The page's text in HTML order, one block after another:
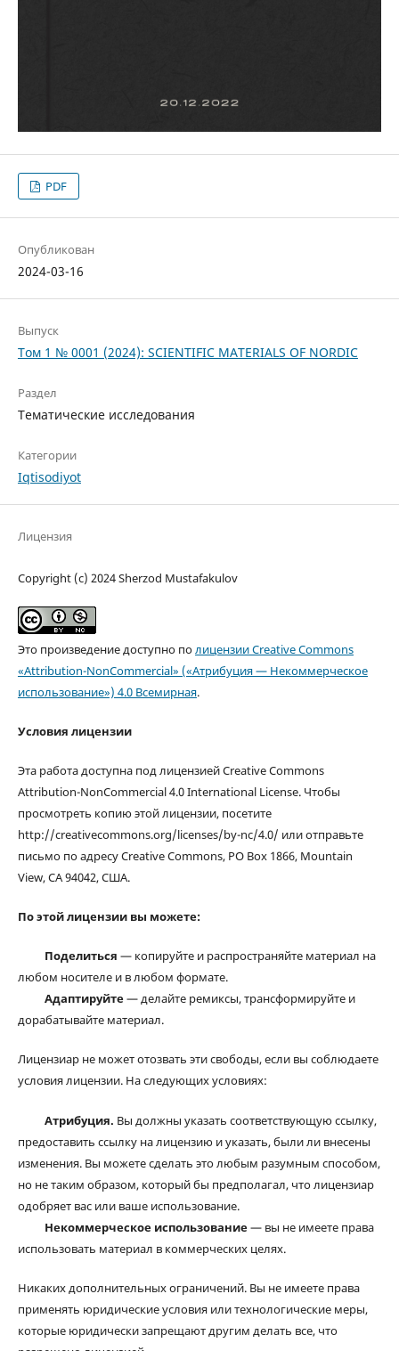
PDF
Опубликован
2024-03-16
Выпуск
Том 1 № 0001 (2024): SCIENTIFIC MATERIALS OF NORDIC
Раздел
Тематические исследования
Категории
Iqtisodiyot
Лицензия
Copyright (c) 2024 Sherzod Mustafakulov
Это произведение доступно полицензии Creative Commons
«Attribution-NonCommercial» («Атрибуция — Некоммерческое
использование») 4.0 Всемирная.
Условия лицензии
Эта работа доступна под лицензией Creative Commons
Attribution-NonCommercial 4.0 International License. Чтобы
просмотреть копию этой лицензии, посетите
http://creativecommons.org/licenses/by-nc/4.0/ или отправьте
письмо по адресу Creative Commons, PO Box 1866, Mountain
View, CA 94042, США.
По этой лицензии вы можете:
Поделиться — копируйте и распространяйте материал на
любом носителе и в любом формате.
Адаптируйте— делайте ремиксы, трансформируйте и
дорабатывайте материал.
Лицензиар не может отозвать эти свободы, если вы соблюдаете
условия лицензии. На следующих условиях:
Атрибуция. Вы должны указать соответствующую ссылку,
предоставить ссылку на лицензию и указать, были ли внесены
изменения. Вы можете сделать это любым разумным способом,
но не таким образом, который бы предполагал, что лицензиар
одобряет вас или ваше использование.
Некоммерческое использование— вы не имеете права
использовать материал в коммерческих целях.
Никаких дополнительных ограничений. Вы не имеете права
применять юридические условия или технологические меры,
которые юридически запрещают другим делать все, что